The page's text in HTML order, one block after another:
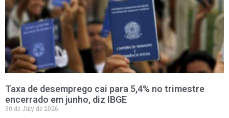
Taxa de desemprego cai para 5,4% no trimestre
encerrado em junho, diz IBGE
30 de July de 2026